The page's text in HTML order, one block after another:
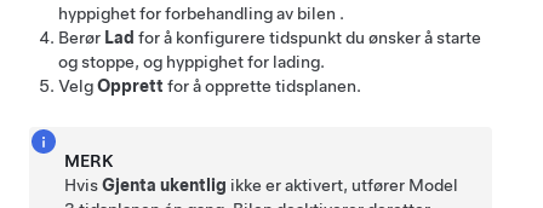
hyppighet for forbehandling av bilen .
Berør Lad for å konfigurere tidspunkt du ønsker å starte
og stoppe, og hyppighet for lading.
VelgOpprett for å opprette tidsplanen.
MERK
HvisGjenta ukentlig ikke er aktivert, utfører Model